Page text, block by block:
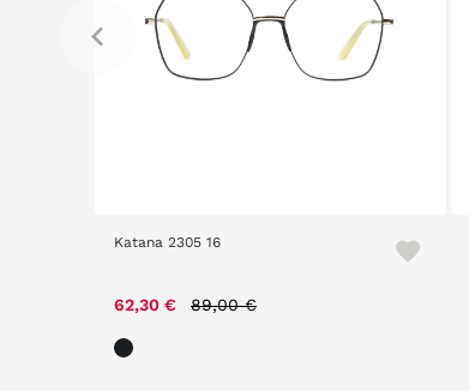
Katana 2305 16
62,30 € 89,00 €